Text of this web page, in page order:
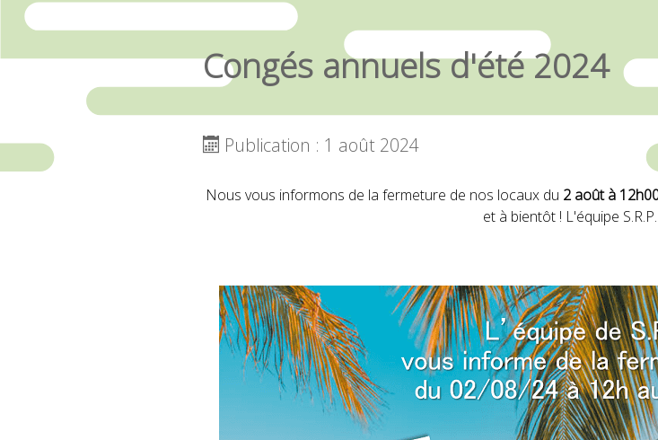
Congés annuels d'été 2024
Publication : 1 août 2024
Nous vous informons de la fermeture de nos locaux du 2 août à
et à bientôt ! L'équipe